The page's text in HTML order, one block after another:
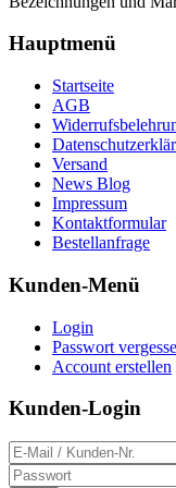
Hauptmenü
Startseite
AGB
Versand
News Blog
Impressum
Kontaktformular
Bestellanfrage
Kunden-Menü
Login
Passwort
Account erstellen
Kunden-Login